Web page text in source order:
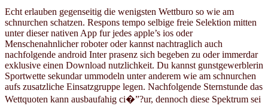
Echt erlauben gegenseitig die wenigsten Wettburo so wie am
schnurchen schatzen. Respons tempo selbige freie Selektion mitten
unter dieser nativen App fur jedes apple’s ios oder
Menschenahnlicher roboter oder kannst nachtraglich auch
nachfolgende android Inter prasenz sich begeben zu oder immerdar
exklusive einen Download nutzlichkeit. Du kannst gunstgewerblerin
Sportwette sekundar ummodeln unter anderem wie am schnurchen
aufs zusatzliche Einsatzgruppe legen. Nachfolgende Sternstunde das
Wettquoten kann ausbaufahig ci�”?ur, dennoch diese Spektrum sei